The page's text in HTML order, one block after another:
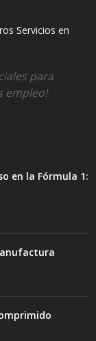
Servicios en
para
empleo!
en la Fórmula 1: